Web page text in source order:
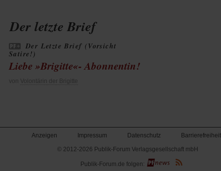
Der letzte Brief
Der Letzte Brief (Vorsicht
Satire!)
Liebe »Brigitte«- Abonnentin!
von Volontärin der Brigitte
Anzeigen Impressum Datenschutz
Barrierefreiheit
© 2012-2026 Publik-Forum Verlagsgesellschaft mbH
(Öffnet
in
Publik-Forum.de folgen: